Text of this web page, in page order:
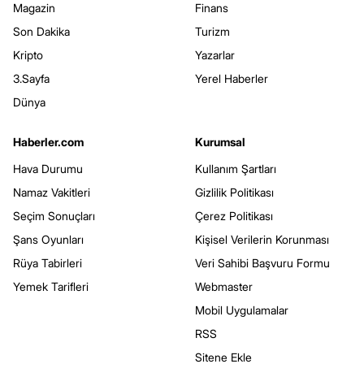
Magazin
Son Dakika
Kripto
3.Sayfa
Dünya
Finans
Turizm
Yazarlar
Yerel Haberler
Haberler.com
Hava Durumu
Namaz Vakitleri
Seçim Sonuçları
Şans Oyunları
Rüya Tabirleri
Yemek Tarifleri
Kurumsal
Kullanım Şartları
Gizlilik Politikası
Çerez Politikası
Kişisel Verilerin Korunması
Veri Sahibi Başvuru Formu
Webmaster
Mobil Uygulamalar
RSS
Sitene Ekle